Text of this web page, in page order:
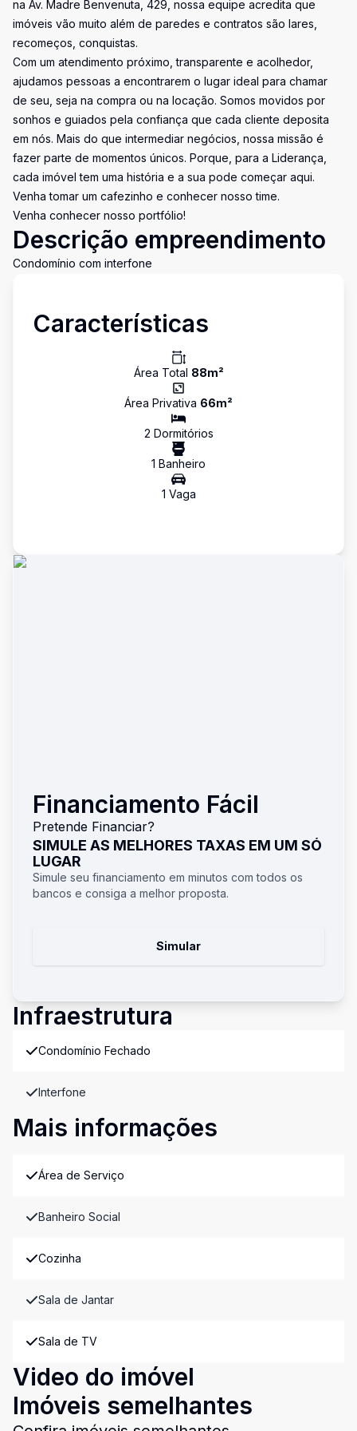
na Av. Madre Benvenuta, 429, nossa equipe acredita que
imóveis vão muito além de paredes e contratos são lares,
recomeços, conquistas.
Com um atendimento próximo, transparente e acolhedor,
ajudamos pessoas a encontrarem o lugar ideal para chamar
de seu, seja na compra ou na locação. Somos movidos por
sonhos e guiados pela confiança que cada cliente deposita
em nós. Mais do que intermediar negócios, nossa missão é
fazer parte de momentos únicos. Porque, para a Liderança,
cada imóvel tem uma história e a sua pode começar aqui.
Venha tomar um cafezinho e conhecer nosso time.
Venha conhecer nosso portfólio!
Descrição empreendimento
Condomínio com interfone
Características
Área Total 88m²
Área Privativa 66m²
2 Dormitórios
1 Banheiro
1 Vaga
Financiamento Fácil
Pretende Financiar?
SIMULE AS MELHORES TAXAS EM UM SÓ
LUGAR
Simule seu financiamento em minutos com todos os
bancos e consiga a melhor proposta.
Simular
Infraestrutura
Condomínio Fechado
Interfone
Mais informações
Área de Serviço
Banheiro Social
Cozinha
Sala de Jantar
Sala de TV
Video do imóvel
Imóveis semelhantes